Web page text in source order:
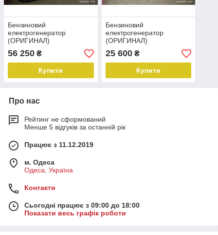
Бензиновий
електрогенератор
(ОРИГИНАЛ)
ASTRAKOREA AST8000E2
( 6,5 kW)
56 250 ₴
Купити
Бензиновий
електрогенератор
(ОРИГИНАЛ)
ASTRAKOREA AST4800E2
( 3.3 kW)
25 600₴
Купити
Про нас
Рейтинг не сформований
Менше 5 відгуків за останній рік
Працює з 11.12.2019
м. Одеса
Одеса, Україна
Контакти
Сьогодні працює з 09:00 до 18:00
Показати весь графік роботи